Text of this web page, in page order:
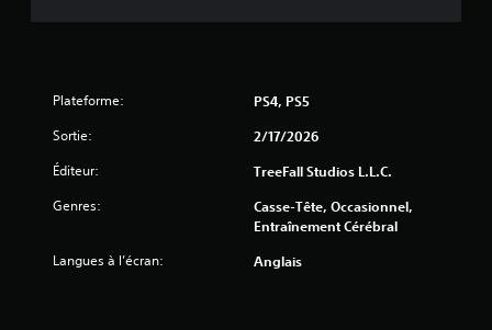
Plateforme: PS4, PS5
Sortie: 2/17/2026
Éditeur: TreeFall Studios L.L.C.
Genres:
Casse-Tête, Occasionnel,
Entraînement Cérébral
Langues à l’écran: Anglais